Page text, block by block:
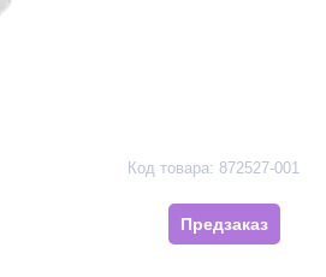
Код товара: 872527-001
Предзаказ